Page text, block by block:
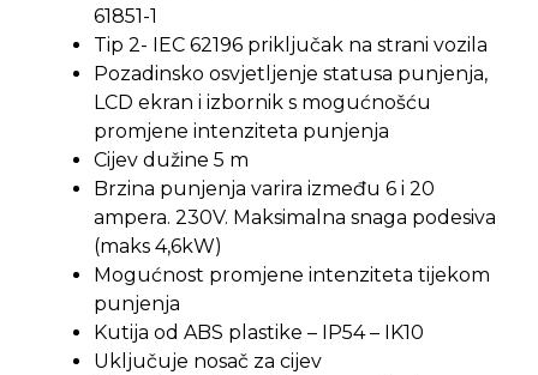
61851-1
Tip 2- IEC 62196 priključak na strani vozila
Pozadinsko osvjetljenje statusa punjenja,
LCD ekran i izbornik s mogućnošću
promjene intenziteta punjenja
Cijev dužine 5 m
Brzina punjenja varira između 6 i 20
ampera. 230V. Maksimalna snaga podesiva
(maks 4,6kW)
Mogućnost promjene intenziteta tijekom
punjenja
Kutija od ABS plastike – IP54 – IK10
Uključuje nosač za cijev